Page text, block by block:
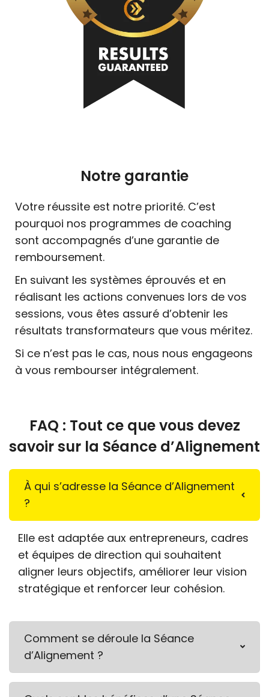
Notre garantie
Votre réussite est notre priorité. C’est
pourquoi nos programmes de coaching
sont accompagnés d’une garantie de
remboursement.
En suivant les systèmes éprouvés et en
réalisant les actions convenues lors de vos
sessions, vous êtes assuré d’obtenir les
résultats transformateurs que vous méritez.
Si ce n’est pas le cas, nous nous engageons
à vous rembourser intégralement.
FAQ : Tout ce que vous devez
savoir sur la Séance d’Alignement
À qui s’adresse la Séance d’Alignement
?
Elle est adaptée aux entrepreneurs, cadres
et équipes de direction qui souhaitent
aligner leurs objectifs, améliorer leur vision
stratégique et renforcer leur cohésion.
Comment se déroule la Séance
d’Alignement ?